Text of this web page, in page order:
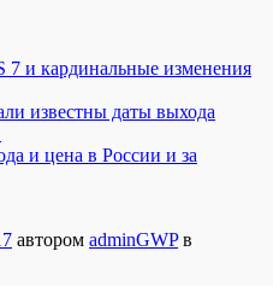
7 и кардинальные изменения
известны даты выхода
и цена в России и за
автором adminGWPв